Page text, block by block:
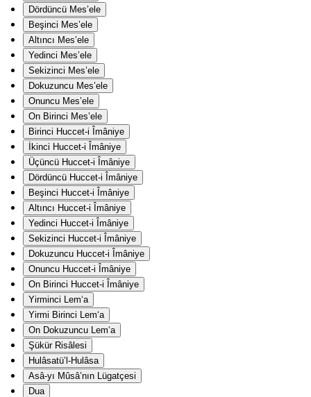
Dördüncü Mes’ele
Beşinci Mes’ele
Altıncı Mes’ele
Yedinci Mes’ele
Sekizinci Mes’ele
Dokuzuncu Mes’ele
Onuncu Mes’ele
On Birinci Mes’ele
Birinci Huccet-i Îmâniye
İkinci Huccet-i Îmâniye
Üçüncü Huccet-i Îmâniye
Dördüncü Huccet-i Îmâniye
Beşinci Huccet-i Îmâniye
Altıncı Huccet-i Îmâniye
Yedinci Huccet-i Îmâniye
Sekizinci Huccet-i Îmâniye
Dokuzuncu Huccet-i Îmâniye
Onuncu Huccet-i Îmâniye
On Birinci Huccet-i Îmâniye
Yirminci Lem‘a
Yirmi Birinci Lem‘a
On Dokuzuncu Lem‘a
Şükür Risâlesi
Hulâsatü’l-Hulâsa
Asâ-yı Mûsâ’nın Lügatçesi
Dua